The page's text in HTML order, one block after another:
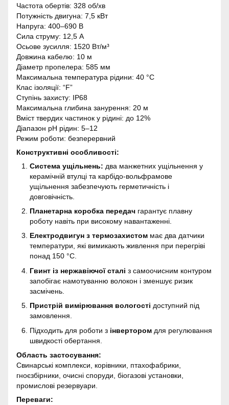
Частота обертів: 328 об/хв
Потужність двигуна: 7,5 кВт
Напруга: 400–690 В
Сила струму: 12,5 А
Осьове зусилля: 1520 Вт/м³
Довжина кабелю: 10 м
Діаметр пропелера: 585 мм
Максимальна температура рідини: 40 °C
Клас ізоляції: “F”
Ступінь захисту: IP68
Максимальна глибина занурення: 20 м
Вміст твердих частинок у рідині: до 12%
Діапазон pH рідин: 5–12
Режим роботи: безперервний
Конструктивні особливості:
Система ущільнень: два манжетних ущільнення у
керамічній втулці та карбідо-вольфрамове
ущільнення забезпечують герметичність і
довговічність.
Планетарна коробка передач гарантує плавну
роботу навіть при високому навантаженні.
Електродвигун з термозахистом має два датчики
температури, які вимикають живлення при перегріві
понад 150 °C.
Гвинт із нержавіючої сталі з самоочисним контуром
запобігає намотуванню волокон і зменшує ризик
засмічень.
Пристрій вимірювання вологості доступний під
замовлення.
Підходить для роботи з інвертором для регулювання
швидкості обертання.
Область застосування:
Свинарські комплекси, корівники, птахофабрики,
гноєзбірники, очисні споруди, біогазові установки,
промислові резервуари.
Переваги: